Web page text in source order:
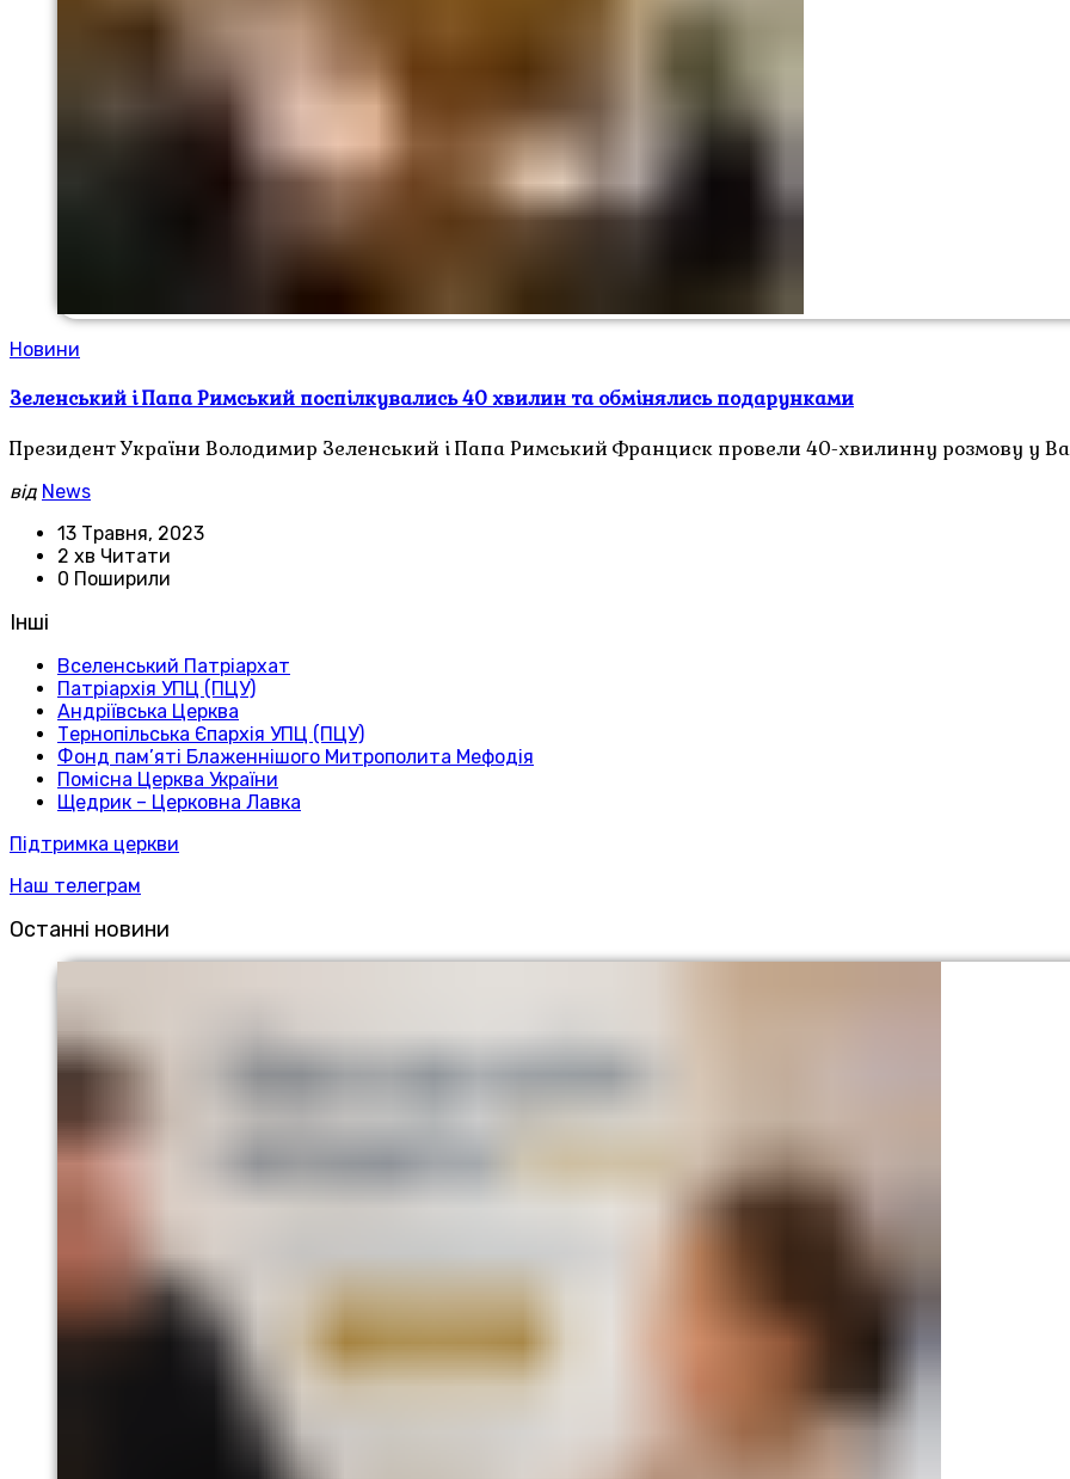
Новини
Зеленський і Папа Римський поспілкувались 40 хвилин та обмінялись подарунками
Президент України Володимир Зеленський і Папа Римський Франциск провели 40-хвилинну розмову у
від News
13 Травня, 2023
2 хв Читати
0 Поширили
Інші
Вселенський Патріархат
Патріархія УПЦ (ПЦУ)
Андріївська Церква
Тернопільська Єпархія УПЦ (ПЦУ)
Фонд пам’яті Блаженнішого Митрополита Мефодія
Помісна Церква України
Щедрик – Церковна Лавка
Підтримка церкви
Наш телеграм
Останні новини